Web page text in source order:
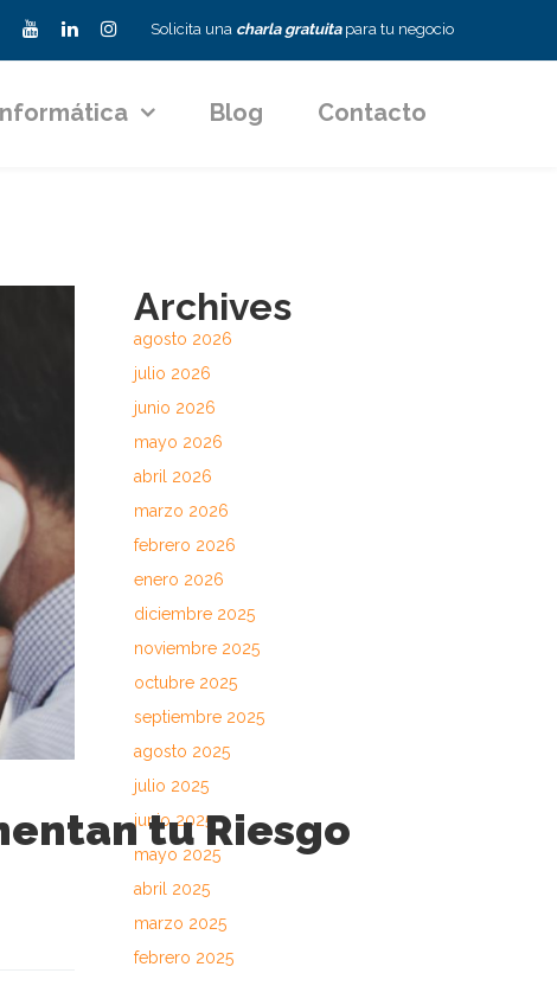
Solicita una charla gratuitapara tu negocio
Blog Contacto
tu Riesgo
Archives
agosto 2026
julio 2026
junio 2026
mayo 2026
abril 2026
marzo 2026
febrero 2026
enero 2026
diciembre 2025
noviembre 2025
octubre 2025
septiembre 2025
agosto 2025
julio 2025
junio 2025
mayo 2025
abril 2025
marzo 2025
febrero 2025